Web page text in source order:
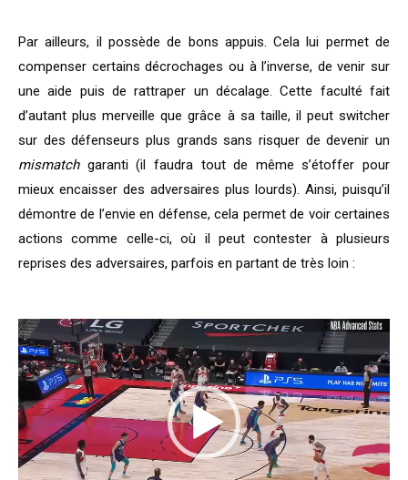
Par ailleurs, il possède de bons appuis. Cela lui permet de
compenser certains décrochages ou à l’inverse, de venir sur
une aide puis de rattraper un décalage. Cette faculté fait
d’autant plus merveille que grâce à sa taille, il peut switcher
sur des défenseurs plus grands sans risquer de devenir un
mismatchgaranti (il faudra tout de même s’étoffer pour
mieux encaisser des adversaires plus lourds). Ainsi, puisqu’il
démontre de l’envie en défense, cela permet de voir certaines
actions comme celle-ci, où il peut contester à plusieurs
reprises des adversaires, parfois en partant de très loin :
Lecteur
vidéo